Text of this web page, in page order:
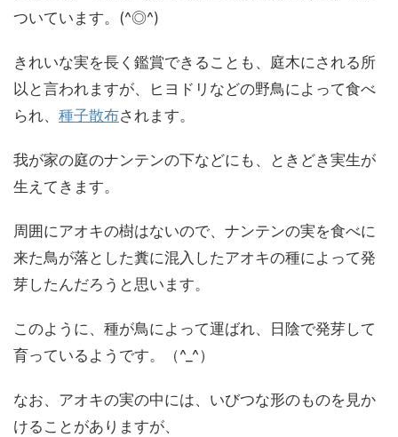
ついています。(^◎^)
きれいな実を長く鑑賞できることも、庭木にされる所
以と言われますが、ヒヨドリなどの野鳥によって食べ
られ、 種子散布されます。
我が家の庭のナンテンの下などにも、ときどき実生が
生えてきます。
周囲にアオキの樹はないので、ナンテンの実を食べに
来た鳥が落とした糞に混入したアオキの種によって発
芽したんだろうと思います。
このように、種が鳥によって運ばれ、日陰で発芽して
育っているようです。（^_^）
なお、アオキの実の中には、いびつな形のものを見か
けることがありますが、